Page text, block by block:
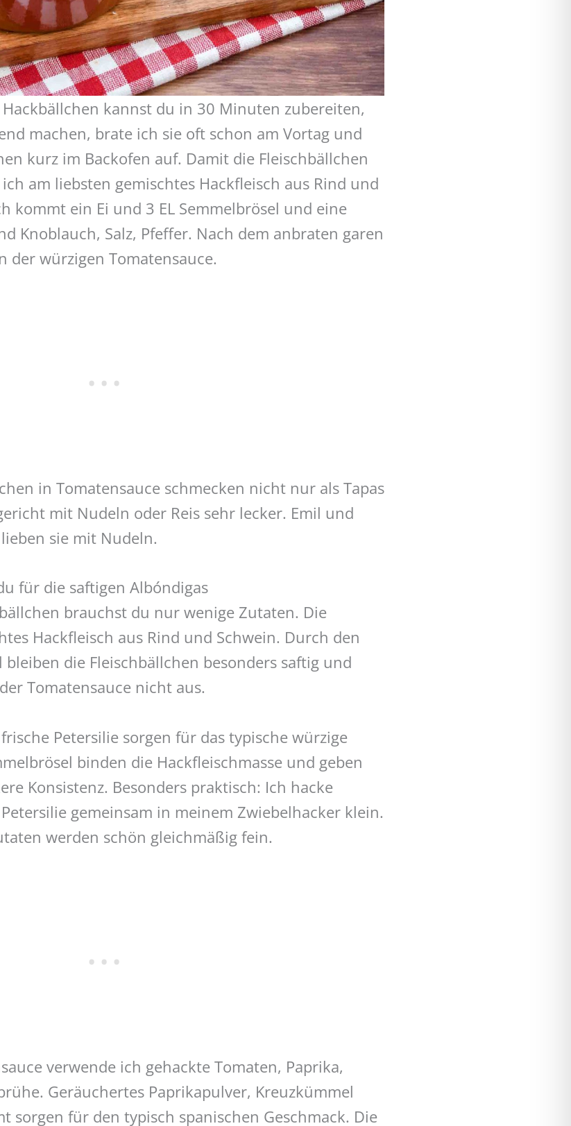
kannst du in 30 Minuten zubereiten,
machen, brate ich sie oft schon am Vortag und
kurz im Backofen auf. Damit die Fleischbällchen
am liebsten gemischtes Hackfleisch aus Rind und
kommt ein Ei und 3 EL Semmelbrösel und eine
Knoblauch, Salz, Pfeffer. Nach dem anbraten garen
der würzigen Tomatensauce.
in Tomatensauce schmecken nicht nur als Tapas
mit Nudeln oder Reis sehr lecker. Emil und
sie mit Nudeln.
für die saftigen Albóndigas
brauchst du nur wenige Zutaten. Die
Hackfleisch aus Rind und Schwein. Durch den
die Fleischbällchen besonders saftig und
Tomatensauce nicht aus.
Petersilie sorgen für das typische würzige
binden die Hackfleischmasse und geben
Konsistenz. Besonders praktisch: Ich hacke
gemeinsam in meinem Zwiebelhacker klein.
werden schön gleichmäßig fein.
verwende ich gehackte Tomaten, Paprika,
Geräuchertes Paprikapulver, Kreuzkümmel
sorgen für den typisch spanischen Geschmack. Die